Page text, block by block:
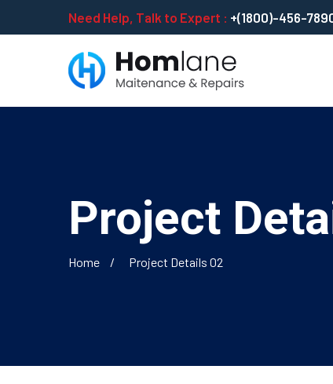
Need Help, Talk to Expert : +(1800)-456-
Project
Home Project Details 02